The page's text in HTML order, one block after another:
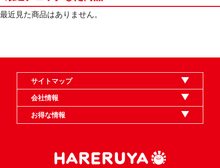
最近見た商品はありません。
サイトマップ
オンラインショップ
買取
記事
選手一覧
デッキ検索
デッキ構築
イベント・大会
店舗のご案内
お問い合わせ
ヘルプ
FAQ
会社情報
利用規約
スタッフ募集
特定商取引法表示
個人情報保護指針
企業情報
お得な情報